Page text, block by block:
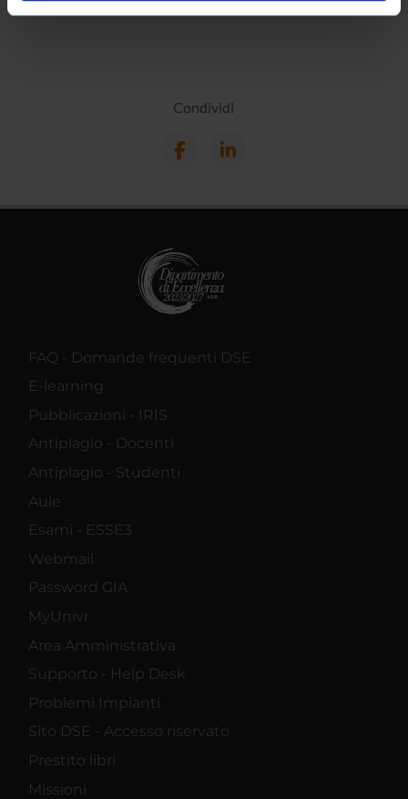
raccolto dal tuo utilizzo dei loro servizi.
Condividi
FAQ - Domande frequenti DSE
E-learning
Pubblicazioni - IRIS
Antiplagio - Docenti
Antiplagio - Studenti
Aule
Esami - ESSE3
Webmail
Password GIA
MyUnivr
Area Amministrativa
Supporto - Help Desk
Problemi Impianti
Sito DSE - Accesso riservato
Prestito libri
Missioni